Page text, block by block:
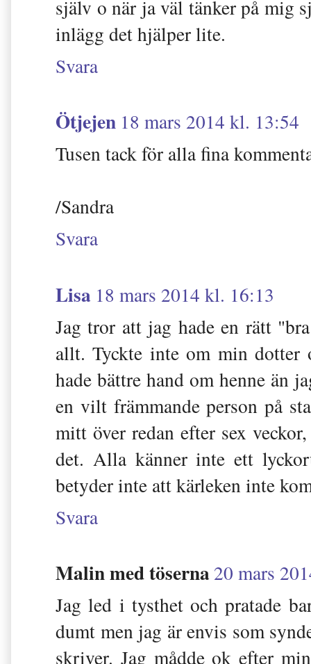
själv o när ja väl tänker på mig
inlägg det hjälper lite.
Svara
Ötjejen 18 mars 2014 kl. 13:54
Tusen tack för alla fina
/Sandra
Svara
Lisa 18 mars 2014 kl. 16:13
Jag tror att jag hade en rätt
allt. Tyckte inte om min
hade bättre hand om henne än
en vilt främmande person på
mitt över redan efter sex
det. Alla känner inte ett
betyder inte att kärleken inte
Svara
Malin med töserna20 mars
Jag led i tysthet och pratade
dumt men jag är envis som
skriver. Jag mådde ok efter